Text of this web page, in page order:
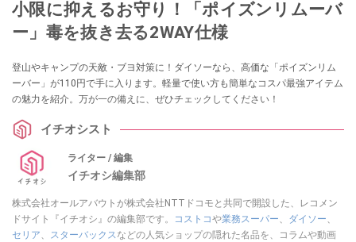
小限に抑えるお守り！「ポイズンリムーバ
ー」毒を抜き去る2WAY仕様
登山やキャンプの天敵・ブヨ対策に！ダイソーなら、高価な「ポイズンリム
ーバー」が110円で手に入ります。軽量で使い方も簡単なコスパ最強アイテム
の魅力を紹介。万が一の備えに、ぜひチェックしてください！
イチオシスト
ライター / 編集
イチオシ編集部
株式会社オールアバウトが株式会社NTTドコモと共同で開設した、レコメン
ドサイト『イチオシ』の編集部です。
コストコや業務スーパー、 ダイソー、
セリア、 スターバックスなどの人気ショップの隠れた名品を、コラムや動画